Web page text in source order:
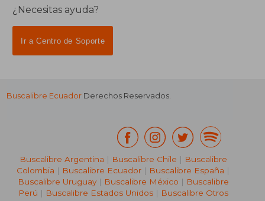
¿Necesitas ayuda?
Ir a Centro de Soporte
Buscalibre Ecuador Derechos Reservados.
Buscalibre Argentina | Buscalibre Chile | Buscalibre
Colombia | Buscalibre Ecuador | Buscalibre España |
Buscalibre Uruguay| Buscalibre México | Buscalibre
Perú | Buscalibre Estados Unidos| Buscalibre Otros